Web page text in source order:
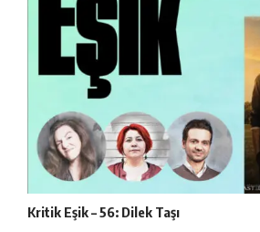
Kritik Eşik – 56: Dilek Taşı